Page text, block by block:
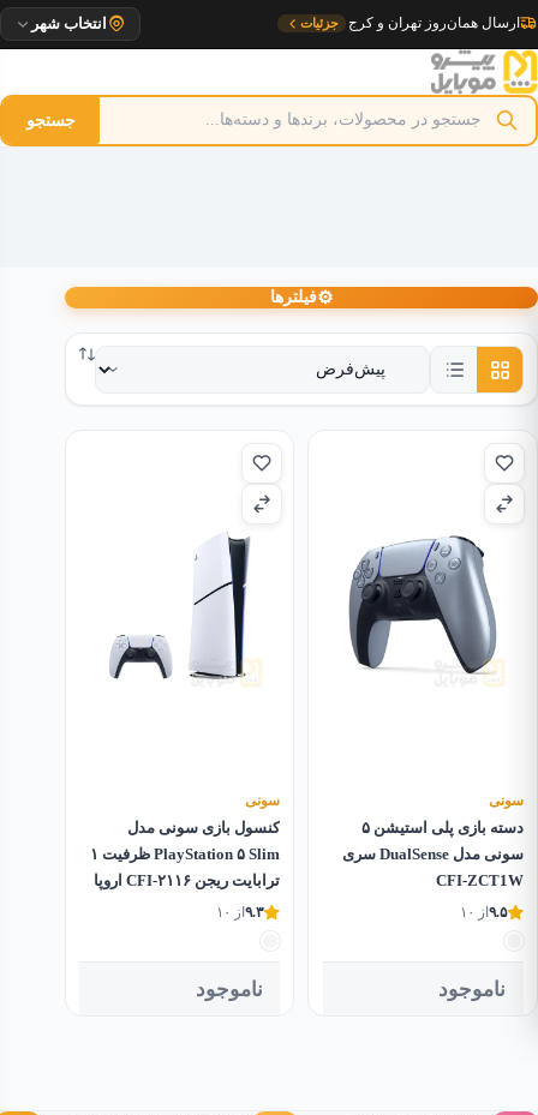
به
محتوا
انتخاب شهر تحویل ۱ روزه به مراکز استان جزئیات
جستجو
⚙فیلترها
سونی
دسته بازی پلی استیشن ۵
سونی مدل DualSense سری
CFI-ZCT1W
۹.۵از ۱۰
ناموجود
سونی
کنسول بازی سونی مدل
PlayStation ۵ Slim ظرفیت ۱
ترابایت ریجن CFI-۲۱۱۶ اروپا
۹.۳از ۱۰
ناموجود